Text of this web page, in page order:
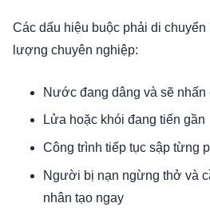
Các dấu hiệu buộc phải di
lượng chuyên nghiệp:
Nước đang dâng và sẽ nhấn
Lửa hoặc khói đang tiến gần
Công trình tiếp tục sập từng
Người bị nạn ngừng thở và
nhân tạo ngay